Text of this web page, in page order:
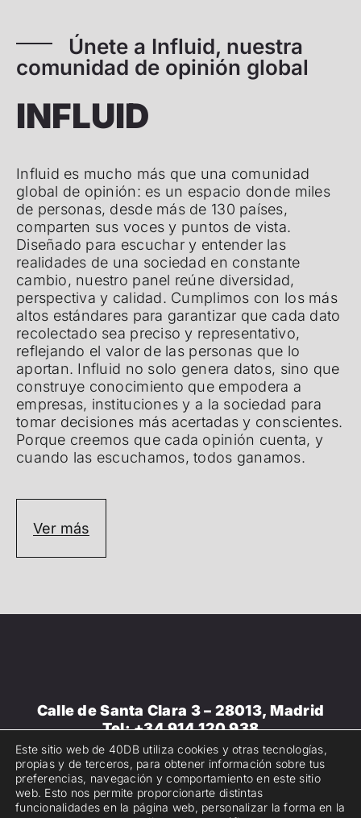
Únete a Influid, nuestra
comunidad de opinión global
INFLUID
Influid es mucho más que una comunidad
global de opinión: es un espacio donde miles
de personas, desde más de 130 países,
comparten sus voces y puntos de vista.
Diseñado para escuchar y entender las
realidades de una sociedad en constante
cambio, nuestro panel reúne diversidad,
perspectiva y calidad. Cumplimos con los más
altos estándares para garantizar que cada dato
recolectado sea preciso y representativo,
reflejando el valor de las personas que lo
aportan. Influid no solo genera datos, sino que
construye conocimiento que empodera a
empresas, instituciones y a la sociedad para
tomar decisiones más acertadas y conscientes.
Porque creemos que cada opinión cuenta, y
cuando las escuchamos, todos ganamos.
Ver más
Calle de Santa Clara 3 – 28013, Madrid
Tel:+34 914 120 938
Email:info@40db.es
Copyright 2025. 40dB. Todos los derechos
reservados.Aviso legal.Política de privacidad ·
Este sitio web de 40DB utiliza cookies y otras tecnologías,
propias y de terceros, para obtener información sobre tus
preferencias, navegación y comportamiento en este sitio
web. Esto nos permite proporcionarte distintas
funcionalidades en la página web, personalizar la forma en la